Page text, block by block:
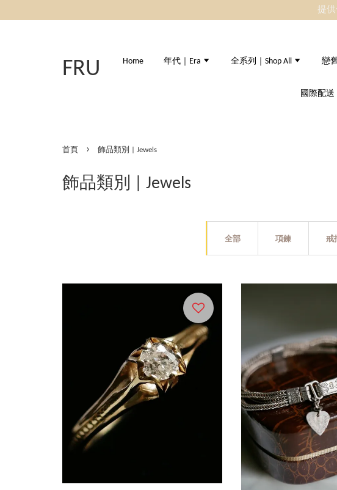
提供
FRU Home 年代｜Era 全系列｜Shop All 戀
國際配送
首頁 › 飾品類別 | Jewels
飾品類別 | Jewels
全部 項鍊 戒